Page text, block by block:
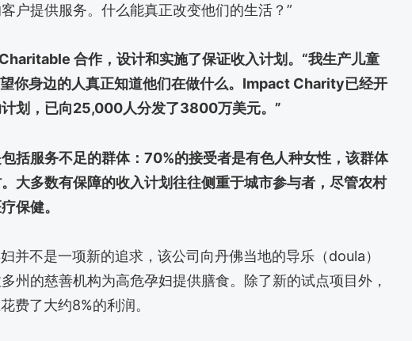
户提供服务。什么能真正改变他们的生活？”
合作，设计和实施了保证收入计划。“我生产儿童
你身边的人真正知道他们在做什么。Impact Charity已经开
划，已向25,000人分发了3800万美元。”
括服务不足的群体：70%的接受者是有色人种女性，该群体
大多数有保障的收入计划往往侧重于城市参与者，尽管农村
保健。
并不是一项新的追求，该公司向丹佛当地的导乐（doula）
州的慈善机构为高危孕妇提供膳食。除了新的试点项目外，
费了大约8%的利润。